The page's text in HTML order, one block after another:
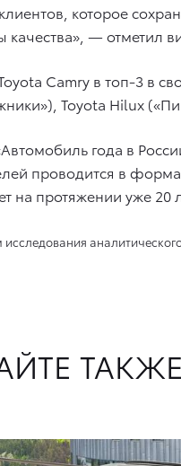
которое
качества», — отметил
Camry в топ-3 в
Toyota Hilux
года в
проводится в
на протяжении уже
аналитического
ТАКЖЕ